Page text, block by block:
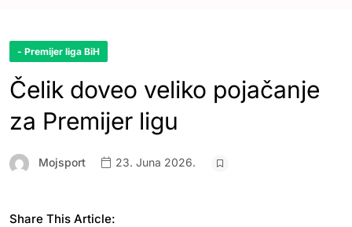
- Premijer liga BiH
Čelik doveo veliko pojačanje
za Premijer ligu
Mojsport 23. Juna 2026.
Share This Article: